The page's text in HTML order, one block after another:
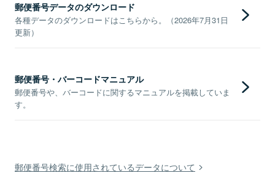
郵便番号データのダウンロード
各種データのダウンロードはこちらから。（2026年7月31日
更新）
郵便番号・バーコードマニュアル
郵便番号や、バーコードに関するマニュアルを掲載していま
す。
郵便番号検索に使用されているデータについて